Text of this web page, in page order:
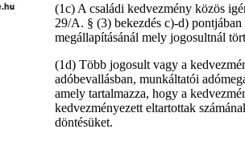
(1c) A családi kedvezmény közös
29/A. § (3) bekezdés c)-d)
megállapításánál mely jogosultnál
(1d) Több jogosult vagy a
adóbevallásban, munkáltatói
amely tartalmazza, hogy a
kedvezményezett eltartottak
döntésüket.